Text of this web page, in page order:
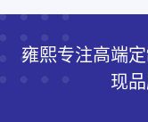
雍熙专注高端
现